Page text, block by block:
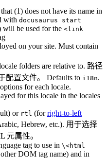
(1) does not have its name in
with docusaurus start
will be used for the <link
on your site. Must contain
folders are relative to. 路径
配置文件。 Defaults to i18n.
for each locale.
for this locale in the locales
or rtl (forright-to-left
Hebrew, etc.). 用于选择
元属性。
tag to use in \<html
DOM tag name) and in